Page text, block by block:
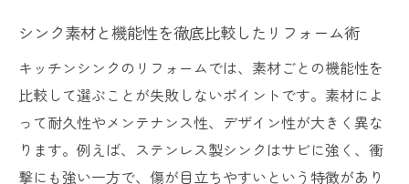
法
リフォームで話題のシンクと浄水器最新事
情
水質改善が叶うリフォームの選択肢と特徴
快適キッチンを実現するリフォームのコツ
シンク素材と機能性を徹底比較したリフォーム術
キッチンシンクのリフォームでは、素材ごとの機能性を
比較して選ぶことが失敗しないポイントです。素材によ
って耐久性やメンテナンス性、デザイン性が大きく異な
ります。例えば、ステンレス製シンクはサビに強く、衝
撃にも強い一方で、傷が目立ちやすいという特徴があり